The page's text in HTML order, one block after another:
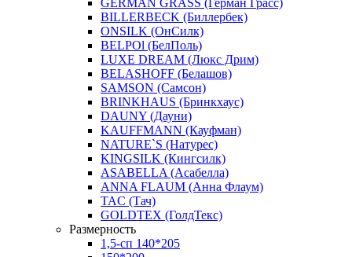
GERMAN GRASS (Герман Грасс)
BILLERBECK (Биллербек)
ONSILK (ОнСилк)
BELPOl (БелПоль)
LUXE DREAM (Люкс Дрим)
BELASHOFF (Белашов)
SAMSON (Самсон)
BRINKHAUS (Бринкхаус)
DAUNY (Дауни)
KAUFFMANN (Кауфман)
NATURE`S (Натурес)
KINGSILK (Кингсилк)
ASABELLA (Асабелла)
ANNA FLAUM (Анна Флаум)
TAC (Тач)
GOLDTEX (ГолдТекс)
Размерность
1,5-сп 140*205